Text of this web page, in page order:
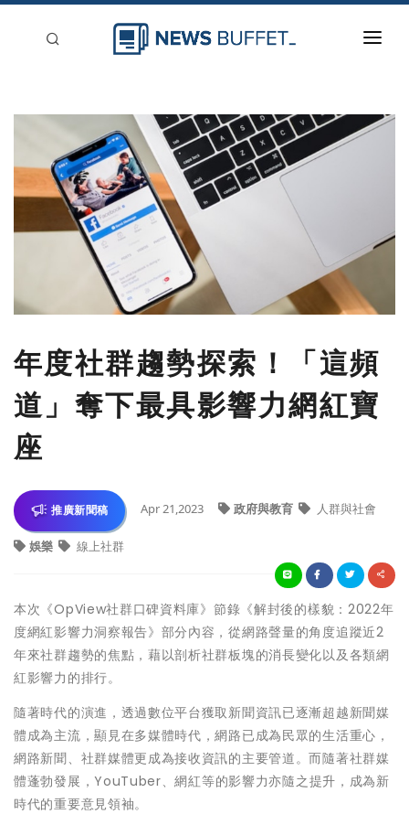
登入
刊登
年度社群趨勢探索！「這頻
道」奪下最具影響力網紅寶
座
推廣新聞稿 Apr 21,2023 政府與教育 人群與社會
娛樂 線上社群
本次《OpView社群口碑資料庫》節錄《解封後的樣貌：2022年
度網紅影響力洞察報告》部分內容，從網路聲量的角度追蹤近2
年來社群趨勢的焦點，藉以剖析社群板塊的消長變化以及各類網
紅影響力的排行。
隨著時代的演進，透過數位平台獲取新聞資訊已逐漸超越新聞媒
體成為主流，顯見在多媒體時代，網路已成為民眾的生活重心，
網路新聞、社群媒體更成為接收資訊的主要管道。而隨著社群媒
體蓬勃發展，YouTuber、網紅等的影響力亦隨之提升，成為新
時代的重要意見領袖。